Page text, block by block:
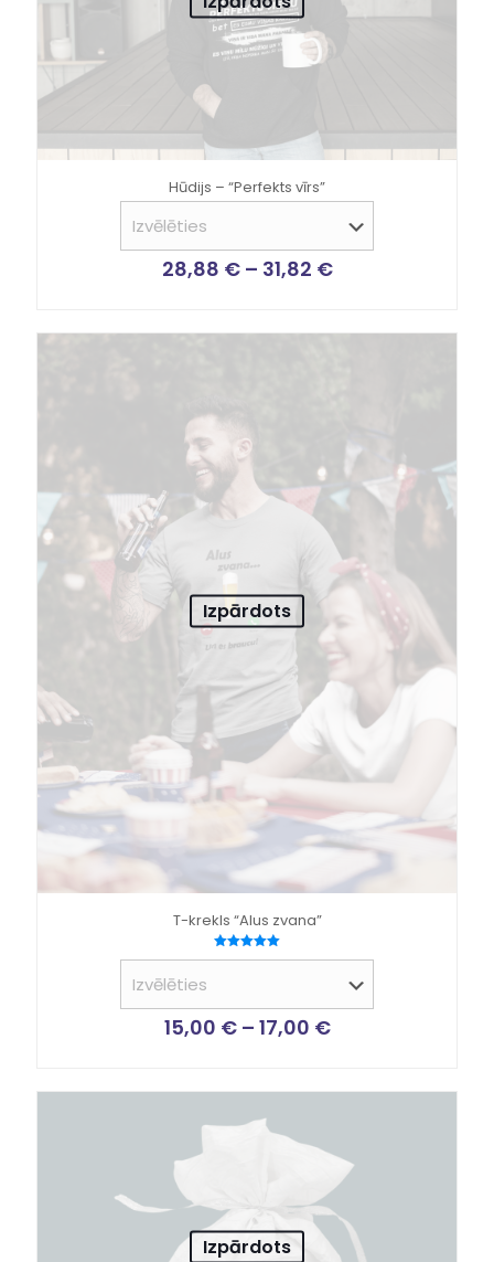
Hūdijs – “Perfekts vīrs”
28,88 € – 31,82 €
Izpārdots
T-krekls “Alus zvana”
Novērtēts
15,00 € – 17,00 €
Izpārdots